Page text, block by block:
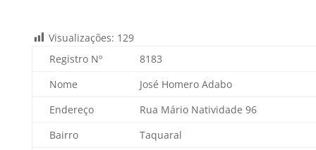
Visualizações: 129
Registro Nº
8183
Nome
José Homero Adabo
Endereço
Rua Mário Natividade 96
Bairro
Taquaral